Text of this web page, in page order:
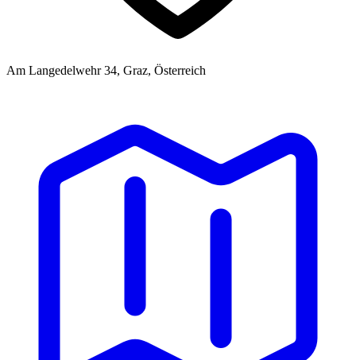
Am Langedelwehr 34, Graz, Österreich